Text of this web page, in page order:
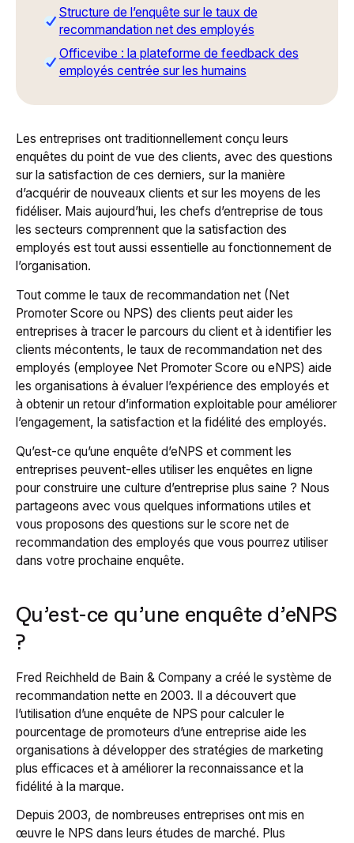
Structure de l’enquête sur le taux de
recommandation net des employés
Officevibe : la plateforme de feedback des
employés centrée sur les humains
Les entreprises ont traditionnellement conçu leurs
enquêtes du point de vue des clients, avec des questions
sur la satisfaction de ces derniers, sur la manière
d’acquérir de nouveaux clients et sur les moyens de les
fidéliser. Mais aujourd’hui, les chefs d’entreprise de tous
les secteurs comprennent que la satisfaction des
employés est tout aussi essentielle au fonctionnement de
l’organisation.
Tout comme le taux de recommandation net (Net
Promoter Score ou NPS) des clients peut aider les
entreprises à tracer le parcours du client et à identifier les
clients mécontents, le taux de recommandation net des
employés (employee Net Promoter Score ou eNPS) aide
les organisations à évaluer l’expérience des employés et
à obtenir un retour d’information exploitable pour améliorer
l’engagement, la satisfaction et la fidélité des employés.
Qu’est-ce qu’une enquête d’eNPS et comment les
entreprises peuvent-elles utiliser les enquêtes en ligne
pour construire une culture d’entreprise plus saine ? Nous
partageons avec vous quelques informations utiles et
vous proposons des questions sur le score net de
recommandation des employés que vous pourrez utiliser
dans votre prochaine enquête.
Qu’est-ce qu’une enquête d’eNPS
?
Fred Reichheld de Bain & Company a créé le système de
recommandation nette en 2003. Il a découvert que
l’utilisation d’une enquête de NPS pour calculer le
pourcentage de promoteurs d’une entreprise aide les
organisations à développer des stratégies de marketing
plus efficaces et à améliorer la reconnaissance et la
fidélité à la marque.
Depuis 2003, de nombreuses entreprises ont mis en
œuvre le NPS dans leurs études de marché. Plus